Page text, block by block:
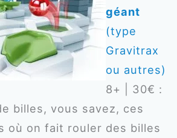
géant
(type
Gravitrax
ou autres)
8+ | 30€ :
billes, vous savez, ces
où on fait rouler des billes